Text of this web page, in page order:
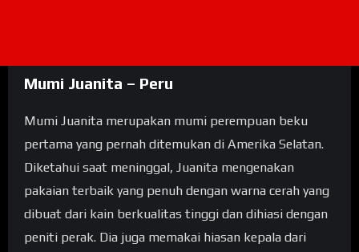
Mumi Juanita – Peru
Mumi Juanita merupakan mumi perempuan beku
pertama yang pernah ditemukan di Amerika Selatan.
Diketahui saat meninggal, Juanita mengenakan
pakaian terbaik yang penuh dengan warna cerah yang
dibuat dari kain berkualitas tinggi dan dihiasi dengan
peniti perak. Dia juga memakai hiasan kepala dari